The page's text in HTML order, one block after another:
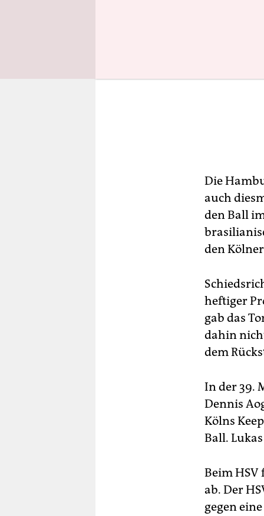
Die
auch
den Ball
den
heftiger
gab das
dahin
dem
In der 39.
Dennis
Kölns
Ball.
Beim
ab. Der
gegen